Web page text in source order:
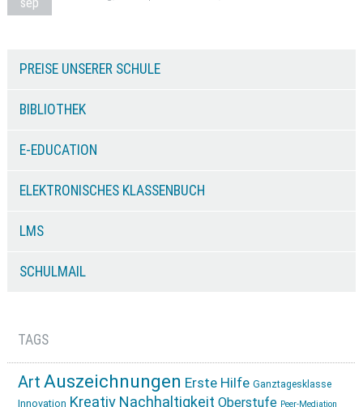
sep
PREISE UNSERER SCHULE
BIBLIOTHEK
E-EDUCATION
ELEKTRONISCHES KLASSENBUCH
LMS
SCHULMAIL
TAGS
Art Auszeichnungen Erste Hilfe Ganztagesklasse
Innovation Kreativ Nachhaltigkeit Oberstufe Peer-Mediation